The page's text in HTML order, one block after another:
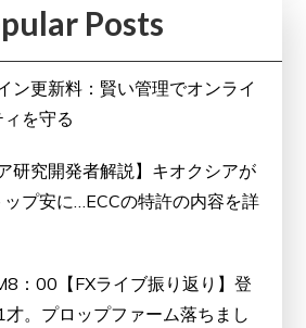
Posts
ン更新料：賢い管理でオンライ
を守る
研究開発者解説】キオクシアが
プ安に…ECCの特許の内容を詳
：00【FXライブ振り返り】登
。プロップファーム落ちまし